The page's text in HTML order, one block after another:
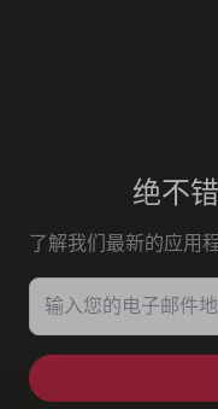
绝不
了解我们最新的应用
输入您的电子邮件地址